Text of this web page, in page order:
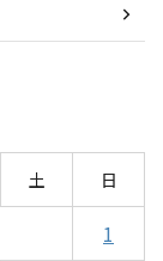
土 日
1